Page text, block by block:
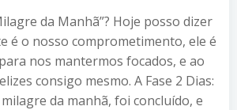
da Manhã”? Hoje posso dizer
é o nosso comprometimento, ele é
nos mantermos focados, e ao
consigo mesmo. A Fase 2 Dias:
da manhã, foi concluído, e